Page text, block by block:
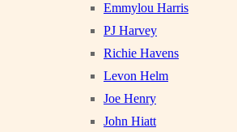
Emmylou Harris
PJ Harvey
Richie Havens
Levon Helm
Joe Henry
John Hiatt